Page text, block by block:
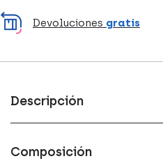
Devoluciones gratis
Descripción
Composición